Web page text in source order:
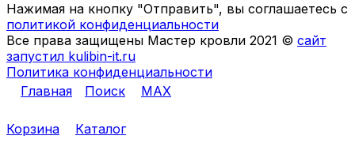
Нажимая на кнопку "Отправить", вы соглашаетесь с
политикой конфиденциальности
Все права защищены Мастер кровли 2021 © сайт
запустил kulibin-it.ru
Политика конфиденциальности
Главная
Поиск MAX
Корзина Каталог